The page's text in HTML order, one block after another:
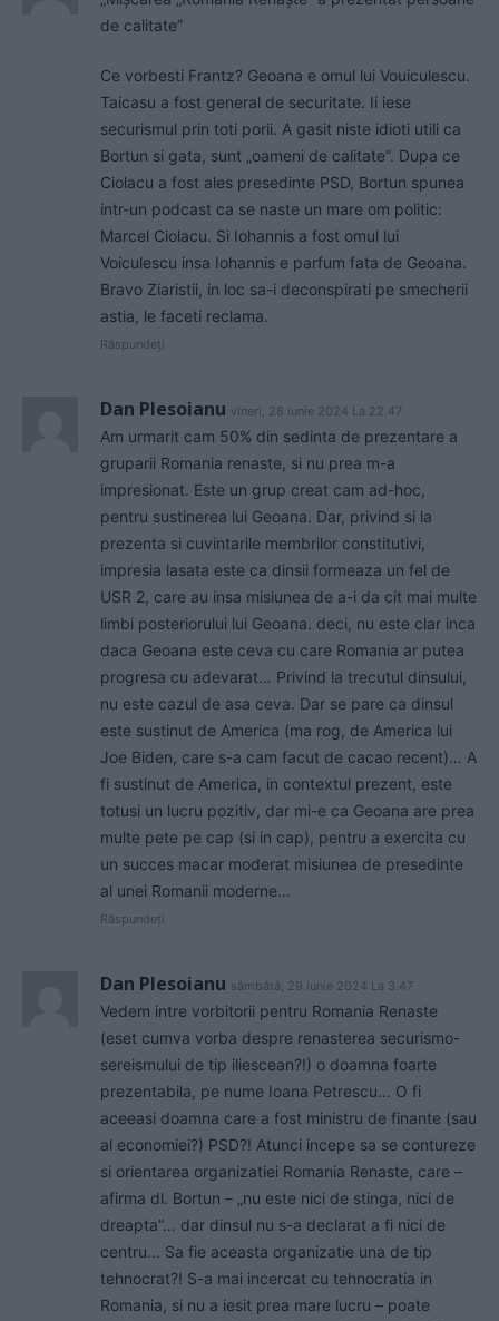
de calitate”
Ce vorbesti Frantz? Geoana e omul lui Vouiculescu.
Taicasu a fost general de securitate. Ii iese
securismul prin toti porii. A gasit niste idioti utili ca
Bortun si gata, sunt „oameni de calitate”. Dupa ce
Ciolacu a fost ales presedinte PSD, Bortun spunea
intr-un podcast ca se naste un mare om politic:
Marcel Ciolacu. Si Iohannis a fost omul lui
Voiculescu insa Iohannis e parfum fata de Geoana.
Bravo Ziaristii, in loc sa-i deconspirati pe smecherii
astia, le faceti reclama.
Răspundeți
Dan Plesoianu vineri, 28 iunie 2024 La 22.47
Am urmarit cam 50% din sedinta de prezentare a
gruparii Romania renaste, si nu prea m-a
impresionat. Este un grup creat cam ad-hoc,
pentru sustinerea lui Geoana. Dar, privind si la
prezenta si cuvintarile membrilor constitutivi,
impresia lasata este ca dinsii formeaza un fel de
USR 2, care au insa misiunea de a-i da cit mai multe
limbi posteriorului lui Geoana. deci, nu este clar inca
daca Geoana este ceva cu care Romania ar putea
progresa cu adevarat… Privind la trecutul dinsului,
nu este cazul de asa ceva. Dar se pare ca dinsul
este sustinut de America (ma rog, de America lui
Joe Biden, care s-a cam facut de cacao recent)… A
fi sustinut de America, in contextul prezent, este
totusi un lucru pozitiv, dar mi-e ca Geoana are prea
multe pete pe cap (si in cap), pentru a exercita cu
un succes macar moderat misiunea de presedinte
al unei Romanii moderne…
Răspundeți
Dan Plesoianu sâmbătă, 29 iunie 2024 La 3.47
Vedem intre vorbitorii pentru Romania Renaste
(eset cumva vorba despre renasterea securismo-
sereismului de tip iliescean?!) o doamna foarte
prezentabila, pe nume Ioana Petrescu… O fi
aceeasi doamna care a fost ministru de finante (sau
al economiei?) PSD?! Atunci incepe sa se contureze
si orientarea organizatiei Romania Renaste, care –
afirma dl. Bortun – „nu este nici de stinga, nici de
dreapta”… dar dinsul nu s-a declarat a fi nici de
centru… Sa fie aceasta organizatie una de tip
tehnocrat?! S-a mai incercat cu tehnocratia in
Romania, si nu a iesit prea mare lucru – poate